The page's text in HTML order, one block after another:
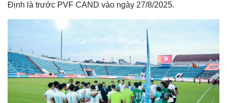
Định là trước PVF CAND vào ngày 27/8/2025.